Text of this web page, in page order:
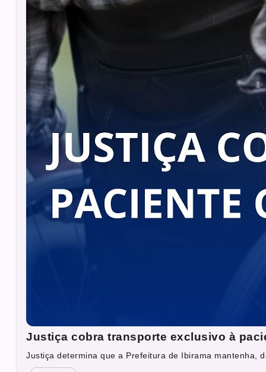
Justiça cobra transporte exclusivo à
Justiça determina que a Prefeitura de Ibirama mantenha,